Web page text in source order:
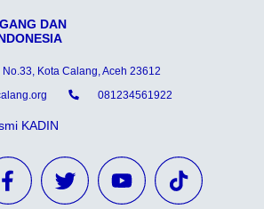
DAN
Kota Calang, Aceh 23612
081234561922
KADIN